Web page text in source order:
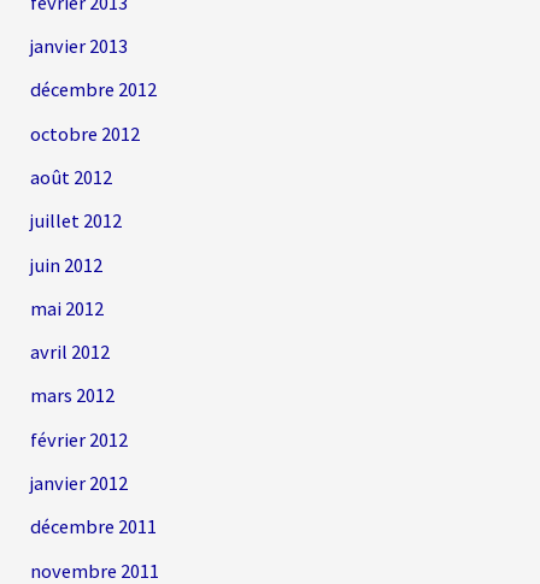
janvier 2013
décembre 2012
octobre 2012
août 2012
juillet 2012
juin 2012
mai 2012
avril 2012
mars 2012
février 2012
janvier 2012
décembre 2011
novembre 2011